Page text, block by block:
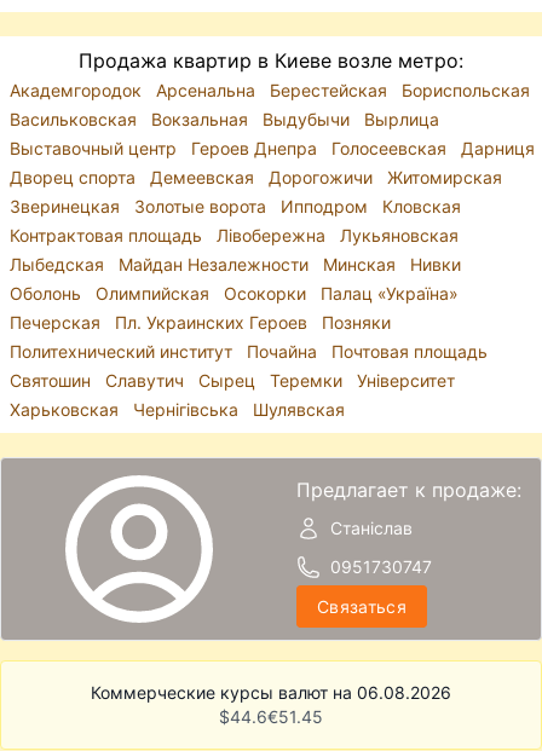
Продажа квартир в Киеве возле метро:
Академгородок Арсенальна Берестейская
Бориспольская
Васильковская
Вокзальная Выдубычи
Вырлица
Выставочный центр
Героев Днепра Голосеевская
Дарниця
Дворец спорта
Демеевская Дорогожичи
Житомирская
Зверинецкая
Золотые ворота Ипподром
Кловская
Контрактовая площадь
Лівобережна
Лукьяновская
Лыбедская
Майдан Незалежности Минская
Нивки
Оболонь
Олимпийская Осокорки
Палац «Україна»
Печерская
Пл. Украинских Героев
Позняки
Политехнический институт
Почайна
Почтовая площадь
Святошин
Славутич Сырец Теремки
Університет
Харьковская
Чернігівська Шулявская
Предлагает к продаже:
Станіслав
0951730747
Связаться
Коммерческие курсы валют на 06.08.2026
$44.6€51.45